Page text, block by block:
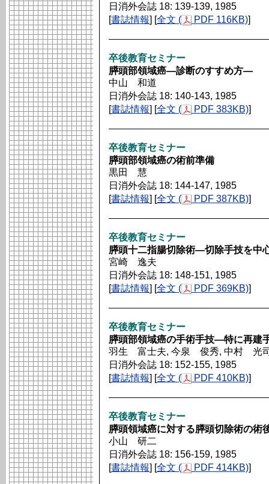
日消外会誌 18: 139-139, 1985
[書誌情報] [全文 ( PDF 116KB)]
卒後教育セミナー
膵頭部領域癌―診断のすすめ方―
中山 和道
日消外会誌 18: 140-143, 1985
[書誌情報] [全文 ( PDF 383KB)]
卒後教育セミナー
膵頭部領域癌の術前準備
黒田 慧
日消外会誌 18: 144-147, 1985
[書誌情報] [全文 ( PDF 387KB)]
卒後教育セミナー
膵頭十二指腸切除術―切除手技を中
宮崎 逸夫
日消外会誌 18: 148-151, 1985
[書誌情報] [全文 ( PDF 369KB)]
卒後教育セミナー
膵頭部領域癌の手術手技―特に再建
羽生 富士夫, 今泉 俊秀, 中村 光
日消外会誌 18: 152-155, 1985
[書誌情報] [全文 ( PDF 410KB)]
卒後教育セミナー
膵頭領域癌に対する膵頭切除術の術
小山 研二
日消外会誌 18: 156-159, 1985
[書誌情報] [全文 ( PDF 414KB)]